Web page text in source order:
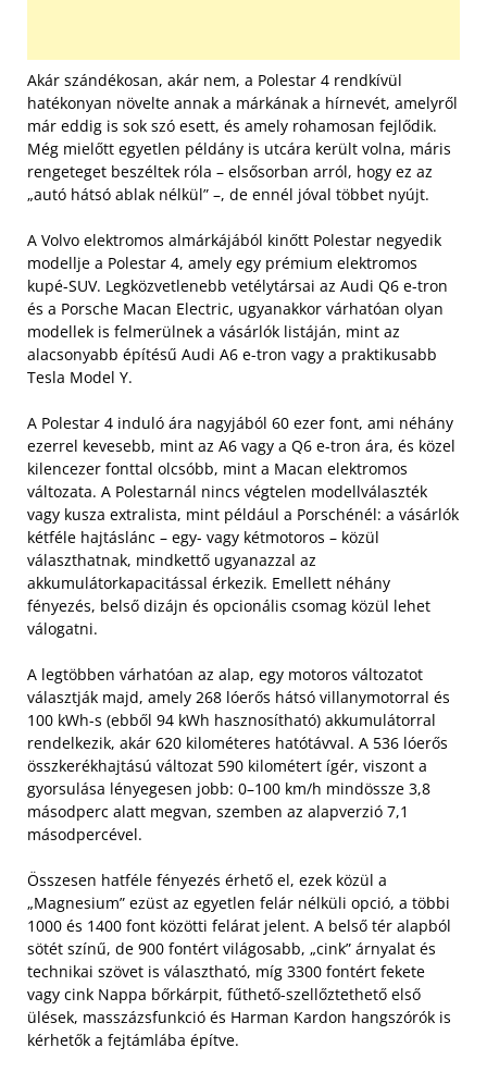
Akár szándékosan, akár nem, a Polestar 4 rendkívül
hatékonyan növelte annak a márkának a hírnevét, amelyről
már eddig is sok szó esett, és amely rohamosan fejlődik.
Még mielőtt egyetlen példány is utcára került volna, máris
rengeteget beszéltek róla – elsősorban arról, hogy ez az
„autó hátsó ablak nélkül” –, de ennél jóval többet nyújt.
A Volvo elektromos almárkájából kinőtt Polestar negyedik
modellje a Polestar 4, amely egy prémium elektromos
kupé-SUV. Legközvetlenebb vetélytársai az Audi Q6 e-tron
és a Porsche Macan Electric, ugyanakkor várhatóan olyan
modellek is felmerülnek a vásárlók listáján, mint az
alacsonyabb építésű Audi A6 e-tron vagy a praktikusabb
Tesla Model Y.
A Polestar 4 induló ára nagyjából 60 ezer font, ami néhány
ezerrel kevesebb, mint az A6 vagy a Q6 e-tron ára, és közel
kilencezer fonttal olcsóbb, mint a Macan elektromos
változata. A Polestarnál nincs végtelen modellválaszték
vagy kusza extralista, mint például a Porschénél: a vásárlók
kétféle hajtáslánc – egy- vagy kétmotoros – közül
választhatnak, mindkettő ugyanazzal az
akkumulátorkapacitással érkezik. Emellett néhány
fényezés, belső dizájn és opcionális csomag közül lehet
válogatni.
A legtöbben várhatóan az alap, egy motoros változatot
választják majd, amely 268 lóerős hátsó villanymotorral és
100 kWh-s (ebből 94 kWh hasznosítható) akkumulátorral
rendelkezik, akár 620 kilométeres hatótávval. A 536 lóerős
összkerékhajtású változat 590 kilométert ígér, viszont a
gyorsulása lényegesen jobb: 0–100 km/h mindössze 3,8
másodperc alatt megvan, szemben az alapverzió 7,1
másodpercével.
Összesen hatféle fényezés érhető el, ezek közül a
„Magnesium” ezüst az egyetlen felár nélküli opció, a többi
1000 és 1400 font közötti felárat jelent. A belső tér alapból
sötét színű, de 900 fontért világosabb, „cink” árnyalat és
technikai szövet is választható, míg 3300 fontért fekete
vagy cink Nappa bőrkárpit, fűthető-szellőztethető első
ülések, masszázsfunkció és Harman Kardon hangszórók is
kérhetők a fejtámlába építve.